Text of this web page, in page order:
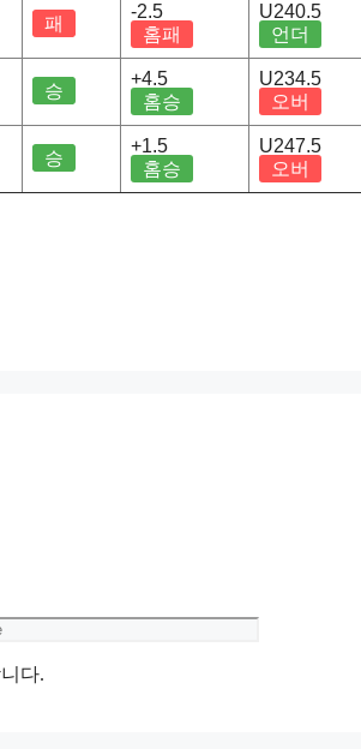
패
-2.5
홈패
U240.5
언더
승
+4.5
홈승
U234.5
오버
승
+1.5
홈승
U247.5
오버
다.